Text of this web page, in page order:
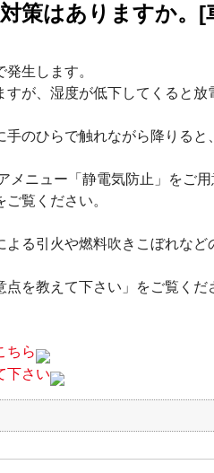
策はありますか。[
生します。
が、湿度が低下してくると放
のひらで触れながら降りる
ニュー「静電気防止」をご用
覧ください。
る引火や燃料吹きこぼれな
を教えて下さい」をご覧くだ
ちら
下さい